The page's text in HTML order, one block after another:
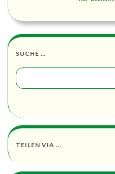
SUCHE …
TEILEN VIA ...